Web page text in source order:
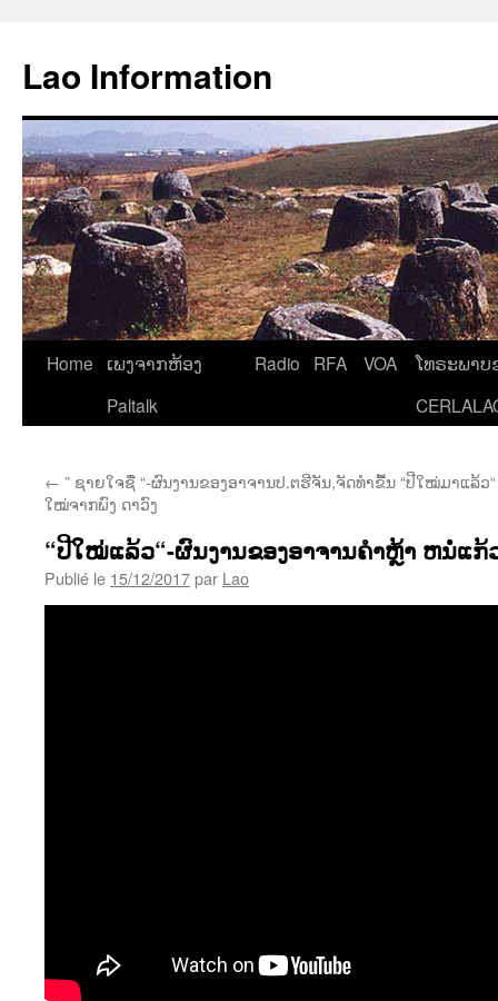
contenu
Lao Information
Home
ເພງຈາກຫ້ອງ
Paltalk
Radio RFA VOA
ໂທຣະພາບ
← ” ຊາຍໃຈຊື່ “-ຜົນງານຂອງອາຈານປ.ຕຮີຈັນ,ຈັດທຳຂື້ນ
ໃໝ່ຈາກພົງ ດາວົງ
“ປີໃໝ່ມາແລ້ວ
“ປີໃໝ່ແລ້ວ“-ຜົນງານຂອງອາຈານຄຳຫຼ້າ ຫນໍ່ແກ້
Publié le 15/12/2017par Lao